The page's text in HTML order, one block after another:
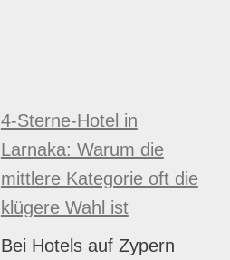
4-Sterne-Hotel in
Larnaka: Warum die
mittlere Kategorie oft die
klügere Wahl ist
Bei Hotels auf Zypern